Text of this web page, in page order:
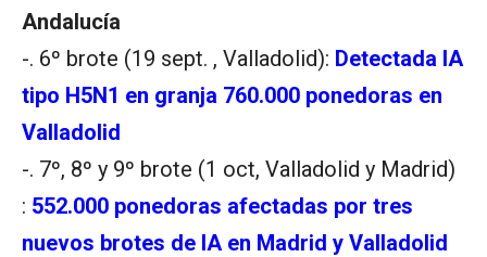
Andalucía
-. 6º brote (19 sept. , Valladolid): Detectada IA
tipo H5N1 en granja 760.000 ponedoras en
Valladolid
-. 7º, 8º y 9º brote (1 oct, Valladolid y Madrid)
: 552.000 ponedoras afectadas por tres
nuevos brotes de IA en Madrid y Valladolid